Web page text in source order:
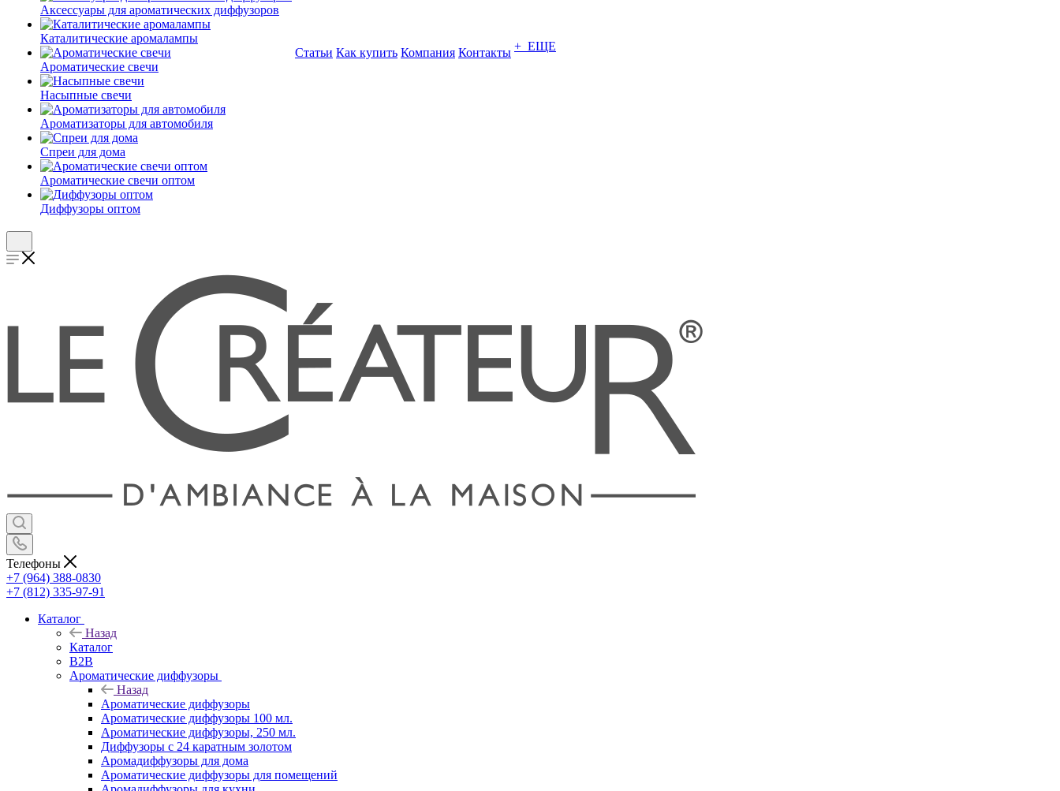
Аксессуары для ароматических диффузоров
Каталитические аромалампы
Ароматические свечи
Насыпные свечи
Ароматизаторы для автомобиля
Спреи для дома
Ароматические свечи оптом
Диффузоры оптом
Статьи Как купить Компания Контакты + ЕЩЕ
Телефоны
+7 (964) 388-0830
+7 (812) 335-97-91
Каталог
Назад
Каталог
B2B
Ароматические диффузоры
Назад
Ароматические диффузоры
Ароматические диффузоры 100 мл.
Ароматические диффузоры, 250 мл.
Диффузоры с 24 каратным золотом
Аромадиффузоры для дома
Ароматические диффузоры для помещений